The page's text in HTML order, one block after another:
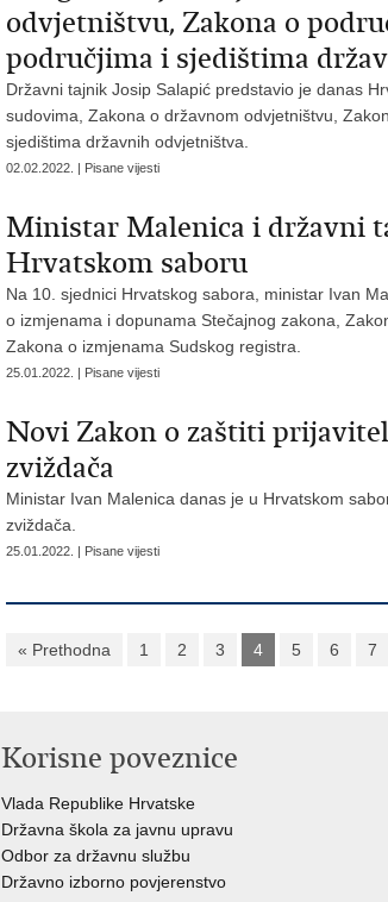
odvjetništvu, Zakona o
područjima i sjedištima
Državni tajnik Josip Salapić predstavio je danas
sudovima, Zakona o državnom odvjetništvu,
sjedištima državnih odvjetništva.
02.02.2022. | Pisane vijesti
Ministar Malenica i državni
Hrvatskom saboru
Na 10. sjednici Hrvatskog sabora, ministar Ivan
o izmjenama i dopunama Stečajnog zakona,
Zakona o izmjenama Sudskog registra.
25.01.2022. | Pisane vijesti
Novi Zakon o zaštiti
zviždača
Ministar Ivan Malenica danas je u Hrvatskom
zviždača.
25.01.2022. | Pisane vijesti
« Prethodna 1 2 3 4 5 6 7
Korisne poveznice
Vlada Republike Hrvatske
Državna škola za javnu upravu
Odbor za državnu službu
Državno izborno povjerenstvo